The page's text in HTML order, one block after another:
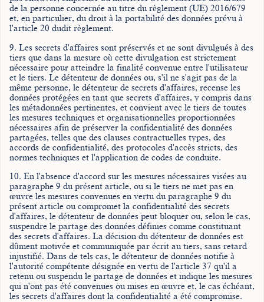
de la personne concernée au titre du règlement (UE) 2016/679
et, en particulier, du droit à la portabilité des données prévu à
l'article 20 dudit règlement.
9. Les secrets d'affaires sont préservés et ne sont divulgués à des
tiers que dans la mesure où cette divulgation est strictement
nécessaire pour atteindre la finalité convenue entre l'utilisateur
et le tiers. Le détenteur de données ou, s'il ne s'agit pas de la
même personne, le détenteur de secrets d'affaires, recense les
données protégées en tant que secrets d'affaires, y compris dans
les métadonnées pertinentes, et convient avec le tiers de toutes
les mesures techniques et organisationnelles proportionnées
nécessaires afin de préserver la confidentialité des données
partagées, telles que des clauses contractuelles types, des
accords de confidentialité, des protocoles d'accès stricts, des
normes techniques et l'application de codes de conduite.
10. En l'absence d'accord sur les mesures nécessaires visées au
paragraphe 9 du présent article, ou si le tiers ne met pas en
œuvre les mesures convenues en vertu du paragraphe 9 du
présent article ou compromet la confidentialité des secrets
d'affaires, le détenteur de données peut bloquer ou, selon le cas,
suspendre le partage des données définies comme constituant
des secrets d'affaires. La décision du détenteur de données est
dûment motivée et communiquée par écrit au tiers, sans retard
injustifié. Dans de tels cas, le détenteur de données notifie à
l'autorité compétente désignée en vertu de l'article 37 qu'il a
retenu ou suspendu le partage de données et indique les mesures
qui n'ont pas été convenues ou mises en œuvre et, le cas échéant,
les secrets d'affaires dont la confidentialité a été compromise.